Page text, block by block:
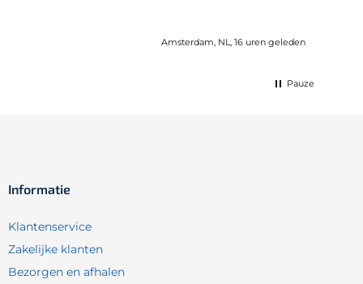
Amsterdam, NL, 16 uren geleden
Pauze
Informatie
Klantenservice
Zakelijke klanten
Bezorgen en afhalen